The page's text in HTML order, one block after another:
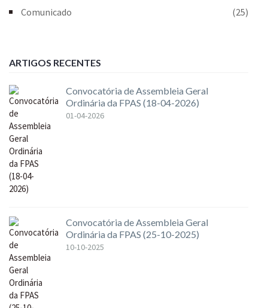
Comunicado
(25)
ARTIGOS RECENTES
Convocatória de Assembleia Geral
Ordinária da FPAS (18-04-2026)
01-04-2026
Convocatória de Assembleia Geral
Ordinária da FPAS (25-10-2025)
10-10-2025